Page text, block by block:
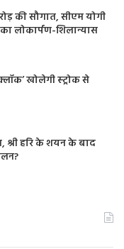
की सौगात, सीएम योगी
लोकार्पण-शिलान्यास
खोलेगी स्ट्रोक से
हरि के शयन के बाद